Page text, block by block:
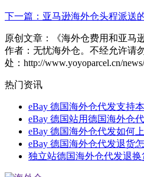
下一篇：亚马逊海外仓头程派送
原创文章：《海外仓费用和亚马
作者：无忧海外仓。不经允许请
处：http://www.yoyoparcel.cn/
热门资讯
eBay 德国海外仓代发支持
eBay 德国站用德国海外仓
eBay 德国海外仓代发如何
eBay 德国海外仓代发退货
独立站德国海外仓代发退换